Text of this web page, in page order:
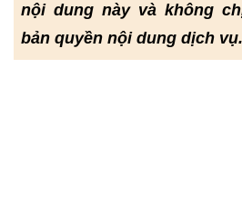
nội dung này và không
bản quyền nội dung dịch vụ.